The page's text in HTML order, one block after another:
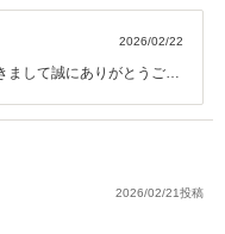
2026/02/22
まして誠にありがとうござ
付け下さいませ。 素敵な
2026/02/21投稿